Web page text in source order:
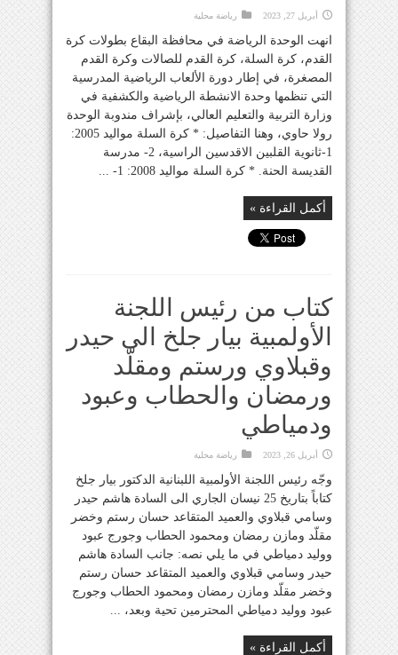
أبريل 27, 2023 رياضة محلية
انهت الوحدة الرياضة في محافظة البقاع بطولات كرة
القدم، كرة السلة، كرة القدم للصالات وكرة القدم
المصغرة، في إطار دورة الألعاب الرياضية المدرسية
التي تنظمها وحدة الانشطة الرياضية والكشفية في
وزارة التربية والتعليم العالي، بإشراف مندوبة الوحدة
رولا حاوي، وهنا التفاصيل: * كرة السلة مواليد 2005:
1-ثانوية القلبين الاقدسين الراسية، 2- مدرسة
القديسة الحنة. * كرة السلة مواليد 2008: 1- ...
أكمل القراءة »
كتاب من رئيس اللجنة
الأولمبية بيار جلخ الى حيدر
وقبلاوي ورستم ومقلّد
ورمضان والحطاب وعبود
ودمياطي
أبريل 26, 2023 رياضة محلية
وجّه رئيس اللجنة الأولمبية اللبنانية الدكتور بيار جلخ
كتاباً بتاريخ 25 نيسان الجاري الى السادة هاشم حيدر
وسامي قبلاوي والعميد المتقاعد حسان رستم وخضر
مقلّد ومازن رمضان ومحمود الحطاب وجورج عبود
ووليد دمياطي في ما يلي نصه: جانب السادة هاشم
حيدر وسامي قبلاوي والعميد المتقاعد حسان رستم
وخضر مقلّد ومازن رمضان ومحمود الحطاب وجورج
عبود ووليد دمياطي المحترمين تحية وبعد، ...
أكمل القراءة »